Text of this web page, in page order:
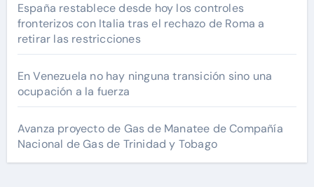
España restablece desde hoy los controles
fronterizos con Italia tras el rechazo de Roma a
retirar las restricciones
En Venezuela no hay ninguna transición sino una
ocupación a la fuerza
Avanza proyecto de Gas de Manatee de Compañía
Nacional de Gas de Trinidad y Tobago